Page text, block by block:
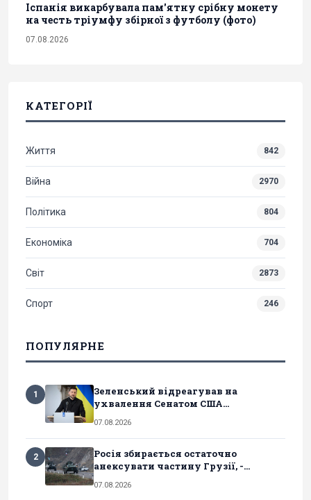
Іспанія викарбувала пам'ятну срібну монету
на честь тріумфу збірної з футболу (фото)
07.08.2026
КАТЕГОРІЇ
Життя 842
Війна 2970
Політика 804
Економіка 704
Світ 2873
Спорт 246
ПОПУЛЯРНЕ
1
Зеленський відреагував на
ухвалення Сенатом США...
07.08.2026
2
Росія збирається остаточно
анексувати частину Грузії, -...
07.08.2026